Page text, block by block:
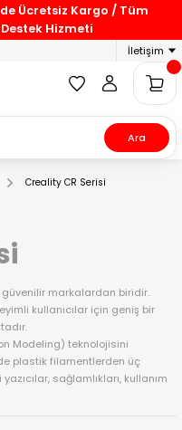
Ücretsiz Kargo / Tüm
Hizmeti
İletişim
Lab
3d
3d
Filament
Filament
Filament
Filament
Filament
Filament
Filament
Filament
Filamentleri
Filament
Filament
Filament
Filamentler
CF Filament
CF Filament
CF Filament
Ara
Creality CR Serisi
güvenilir markalardan biridir.
kullanıcılar için geniş bir
Modeling) teknolojisini
plastik filamentlerden üç
sağlamlıkları, kullanım